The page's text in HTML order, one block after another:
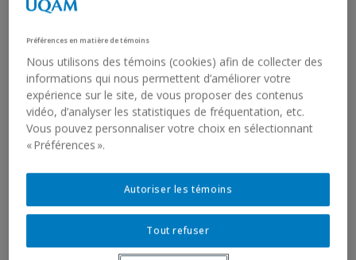
Préférences en matière de témoins
Nous utilisons des témoins (cookies) afin de collecter des
informations qui nous permettent d’améliorer votre
expérience sur le site, de vous proposer des contenus
vidéo, d’analyser les statistiques de fréquentation, etc.
Vous pouvez personnaliser votre choix en sélectionnant
« Préférences ».
Tout refuser
Autoriser les témoins